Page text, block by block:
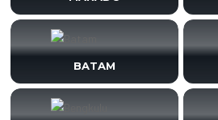
BATAM